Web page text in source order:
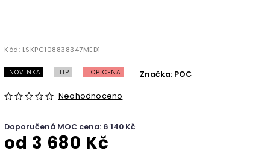
Kód: LSKPC108838347MED1
NOVINKA TIP TOP CENA
Neohodnoceno
Značka: POC
Doporučená MOC cena: 6 140 Kč
od 3 680 Kč